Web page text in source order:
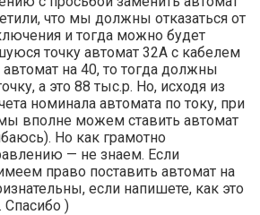
что мы должны отказаться от
и тогда можно будет
точку автомат 32А с кабелем
на 40, то тогда должны
а это 88 тыс.р. Но, исходя из
номинала автомата по току, при
вполне можем ставить автомат
Но как грамотно
— не знаем. Если
право поставить автомат на
если напишете, как это
Спасибо )